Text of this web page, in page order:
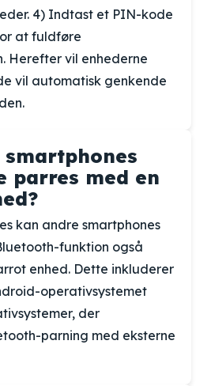
4) Indtast et PIN-kode
at fuldføre
Herefter vil enhederne
vil automatisk genkende
smartphones
parres med en
kan andre smartphones
funktion også
enhed. Dette inkluderer
operativsystemet
der
parning med eksterne